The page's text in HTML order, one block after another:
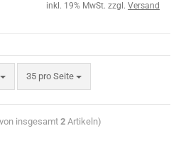
inkl. 19% MwSt. zzgl. Versand
35 pro Seite
insgesamt2Artikeln)